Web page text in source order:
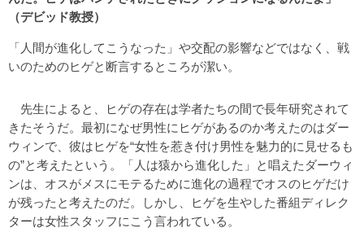
（デビッド教授）
「人間が進化してこうなった」や交配の影響などではなく、戦
いのためのヒゲと断言するところが潔い。
先生によると、ヒゲの存在は学者たちの間で長年研究されて
きたそうだ。最初になぜ男性にヒゲがあるのか考えたのはダー
ウィンで、彼はヒゲを“女性を惹き付け男性を魅力的に見せるも
の”と考えたという。「人は猿から進化した」と唱えたダーウィ
ンは、オスがメスにモテるために進化の過程でオスのヒゲだけ
が残ったと考えたのだ。しかし、ヒゲを生やした番組ディレク
ターは女性スタッフにこう言われている。